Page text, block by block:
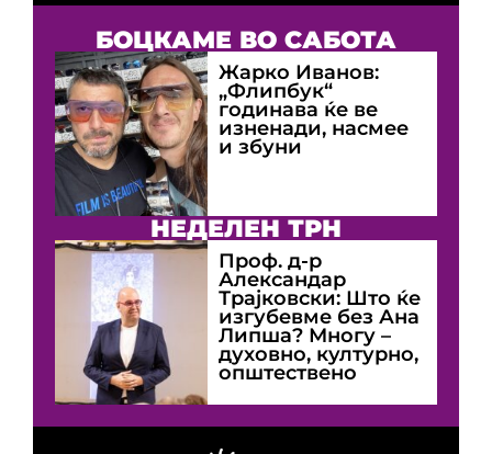
БОЦКАМЕ ВО САБОТА
Жарко Иванов:
„Флипбук“
годинава ќе ве
изненади, насмее
и збуни
НЕДЕЛЕН ТРН
Проф. д-р
Александар
Трајковски: Што ќе
изгубевме без Ана
Липша? Многу –
духовно, културно,
општествено